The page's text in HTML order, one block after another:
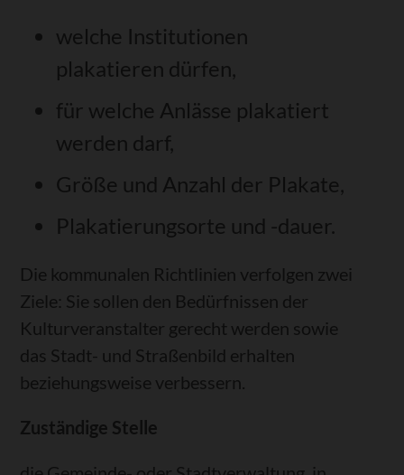
welche Institutionen
plakatieren dürfen,
für welche Anlässe plakatiert
werden darf,
Größe und Anzahl der Plakate,
Plakatierungsorte und -dauer.
Die kommunalen Richtlinien verfolgen zwei
Ziele: Sie sollen den Bedürfnissen der
Kulturveranstalter gerecht werden sowie
das Stadt- und Straßenbild erhalten
beziehungsweise verbessern.
Zuständige Stelle